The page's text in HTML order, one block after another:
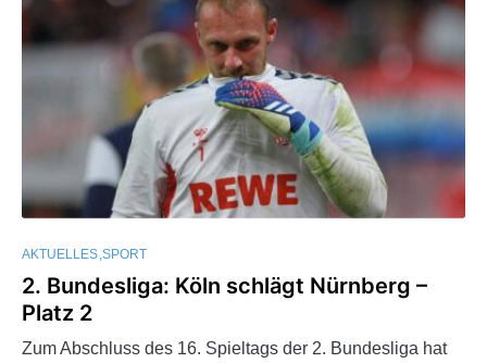
AKTUELLES SPORT
2. Bundesliga: Köln schlägt Nürnberg –
Platz 2
Zum Abschluss des 16. Spieltags der 2. Bundesliga hat